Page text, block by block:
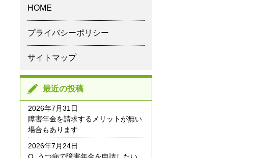
HOME
プライバシーポリシー
サイトマップ
最近の投稿
2026年7月31日
障害年金を請求するメリットが無い
場合もあります
2026年7月24日